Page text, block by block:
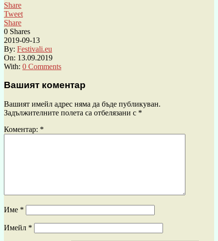
Share
Tweet
Share
0 Shares
2019-09-13
By: Festivali.eu
On: 13.09.2019
With: 0 Comments
Вашият коментар
Вашият имейл адрес няма да бъде публикуван.
Задължителните полета са отбелязани с *
Коментар: *
Име *
Имейл *